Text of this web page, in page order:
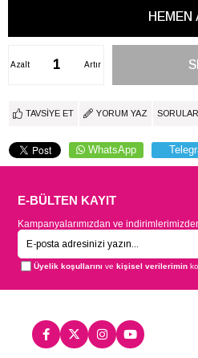
Artır
Azalt
TAVSIYE ET YORUM YAZ
WhatsApp
E-BÜLTEN KAYIT
Kampanyalarımızdan ve
Üyelik koşullarını vekişisel verilerimin